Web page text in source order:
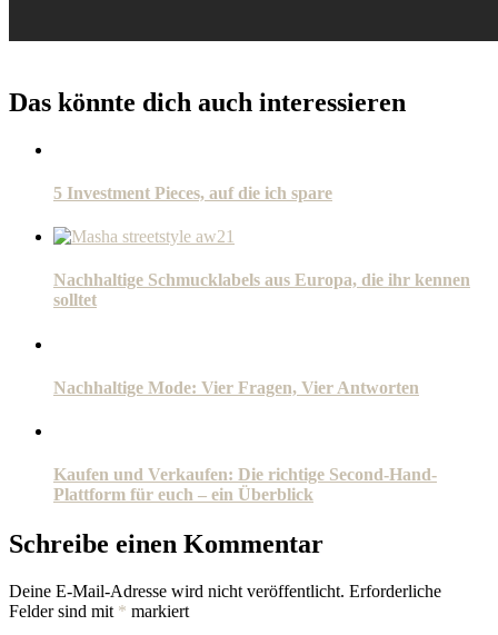
Das könnte dich auch interessieren
5 Investment Pieces, auf die ich spare
Nachhaltige Schmucklabels aus Europa, die ihr kennen
solltet
Nachhaltige Mode: Vier Fragen, Vier Antworten
Kaufen und Verkaufen: Die richtige Second-Hand-
Plattform für euch – ein Überblick
Schreibe einen Kommentar
Deine E-Mail-Adresse wird nicht veröffentlicht. Erforderliche
Felder sind mit * markiert